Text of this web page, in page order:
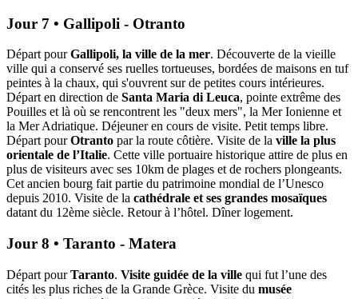
Jour 7 • Gallipoli - Otranto
Départ pourGallipoli, la ville de la mer. Découverte de la vieille
ville qui a conservé ses ruelles tortueuses, bordées de maisons en tuf
peintes à la chaux, qui s'ouvrent sur de petites cours intérieures.
Départ en direction de Santa Maria di Leuca, pointe extrême des
Pouilles et là où se rencontrent les "deux mers", la Mer Ionienne et
la Mer Adriatique. Déjeuner en cours de visite. Petit temps libre.
Départ pourOtranto par la route côtière. Visite de la ville la plus
orientale de l’Italie. Cette ville portuaire historique attire de plus en
plus de visiteurs avec ses 10km de plages et de rochers plongeants.
Cet ancien bourg fait partie du patrimoine mondial de l’Unesco
depuis 2010. Visite de la cathédrale et ses grandes mosaïques
datant du 12ème siècle. Retour à l’hôtel. Dîner logement.
Jour 8 • Taranto - Matera
Départ pourTaranto. Visite guidée de la ville qui fut l’une des
cités les plus riches de la Grande Grèce. Visite du musée